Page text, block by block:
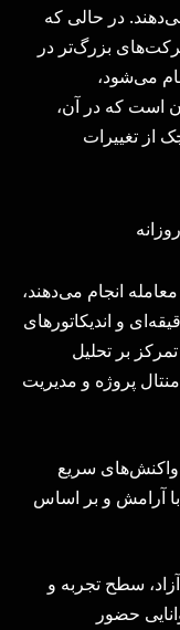
در حالی که
بزرگ‌تر در
می‌شود،
است که در آن،
از تغییرات
انجام می‌دهند،
و اندیکاتورهای
تمرکز بر تحلیل
پروژه و مدیریت
واکنش‌های سریع
آرامش و بر اساس
سطح تجربه و
حضور